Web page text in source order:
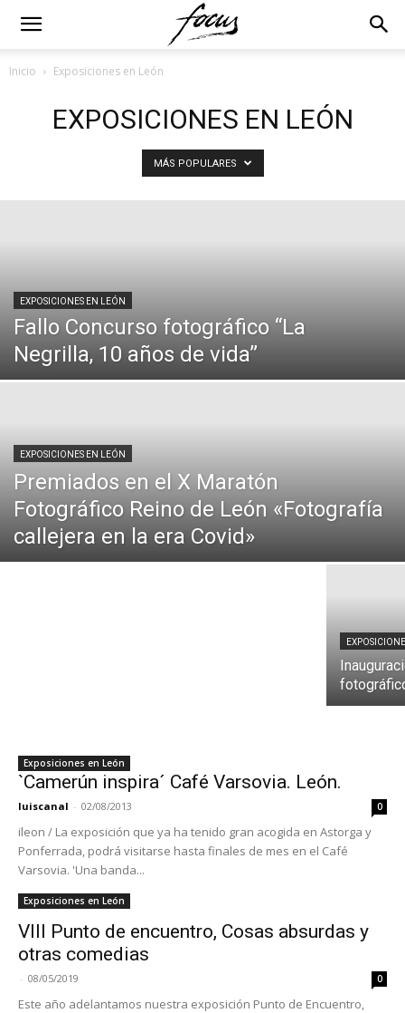
Inicio Exposiciones en León
EXPOSICIONES EN LEÓN
MÁS POPULARES
EXPOSICIONES EN LEÓN
Fallo Concurso fotográfico “La
Negrilla, 10 años de vida”
EXPOSICIONES EN LEÓN
Premiados en el X Maratón
Fotográfico Reino de León «Fotografía
callejera en la era Covid»
EXPOSICIONES EN LEÓN
Exposción `Àfrica Salvaje´ Benicio González
Exposiciones en León
`Camerún inspira´ Café Varsovia. León.
luiscanal - 02/08/2013 0
ileon / La exposición que ya ha tenido gran acogida en Astorga y
Ponferrada, podrá visitarse hasta finales de mes en el Café
Varsovia. 'Una banda...
Exposiciones en León
VIII Punto de encuentro, Cosas absurdas y
otras comedias
- 08/05/2019 0
Este año adelantamos nuestra exposición Punto de Encuentro,